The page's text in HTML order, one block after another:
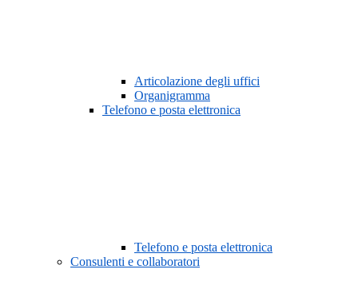
Articolazione degli uffici
Organigramma
Telefono e posta elettronica
Telefono e posta elettronica
Consulenti e collaboratori